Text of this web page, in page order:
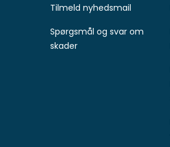
Tilmeld nyhedsmail
Spørgsmål og svar om
skader